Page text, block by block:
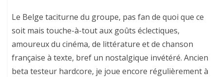
Le Belge taciturne du groupe, pas fan de quoi que ce
soit mais touche-à-tout aux goûts éclectiques,
amoureux du cinéma, de littérature et de chanson
française à texte, bref un nostalgique invétéré. Ancien
beta testeur hardcore, je joue encore régulièrement à